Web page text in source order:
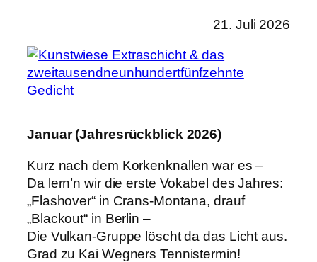
21. Juli 2026
Januar (Jahresrückblick 2026)
Kurz nach dem Korkenknallen war es –
Da lern’n wir die erste Vokabel des Jahres:
„Flashover“ in Crans-Montana, drauf
„Blackout“ in Berlin –
Die Vulkan-Gruppe löscht da das Licht aus.
Grad zu Kai Wegners Tennistermin!